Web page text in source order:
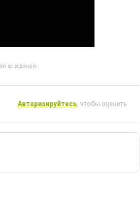
це редакцію
Авторизируйтесь, чтобы оценить